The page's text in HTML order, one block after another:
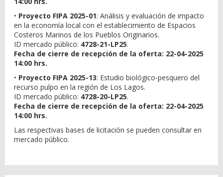
• Proyecto FIPA 2025-01: Análisis y evaluación de impacto
en la economía local con el establecimiento de Espacios
Costeros Marinos de los Pueblos Originarios.
ID mercado público: 4728-21-LP25.
Fecha de cierre de recepción de la oferta: 22-04-2025
14:00 hrs.
• Proyecto FIPA 2025-13: Estudio biológico-pesquero del
recurso pulpo en la región de Los Lagos.
ID mercado público: 4728-20-LP25.
Fecha de cierre de recepción de la oferta: 22-04-2025
14:00 hrs.
Las respectivas bases de licitación se pueden consultar en
mercado público.